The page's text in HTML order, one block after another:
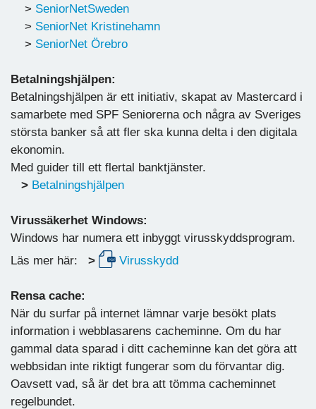
> SeniorNetSweden
> SeniorNet Kristinehamn
> SeniorNet Örebro
Betalningshjälpen:
Betalningshjälpen är ett initiativ, skapat av Mastercard i
samarbete med SPF Seniorerna och några av Sveriges
största banker så att fler ska kunna delta i den digitala
ekonomin.
Med guider till ett flertal banktjänster.
> Betalningshjälpen
Virussäkerhet Windows:
Windows har numera ett inbyggt virusskyddsprogram.
Läs mer här: > Virusskydd
Rensa cache:
När du surfar på internet lämnar varje besökt plats
information i webblasarens cacheminne. Om du har
gammal data sparad i ditt cacheminne kan det göra att
webbsidan inte riktigt fungerar som du förvantar dig.
Oavsett vad, så är det bra att tömma cacheminnet
regelbundet.